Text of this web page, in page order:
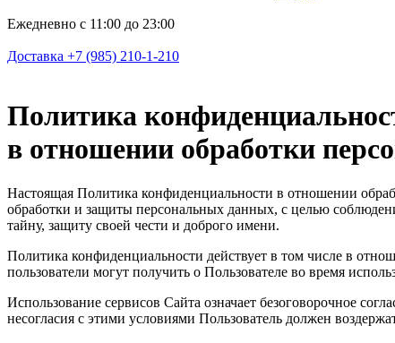
Ежедневно с 11:00 до 23:00
Доставка +7 (985) 210-1-210
Политика
в отношении обработки
Настоящая Политика конфиденциальности в отношении
обработки и защиты персональных данных, с целью
тайну, защиту своей чести и доброго имени.
Политика конфиденциальности действует в том числе в
пользователи могут получить о Пользователе во время
Использование сервисов Сайта означает безоговорочное
несогласия с этими условиями Пользователь должен